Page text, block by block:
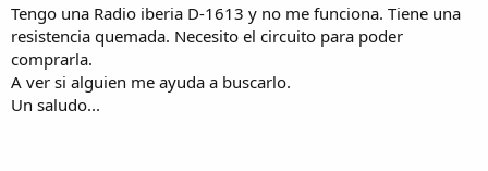
i
o
Tengo una Radio iberia D-1613 y no me funciona. Tiene una
resistencia quemada. Necesito el circuito para poder
comprarla.
A ver si alguien me ayuda a buscarlo.
Un saludo...